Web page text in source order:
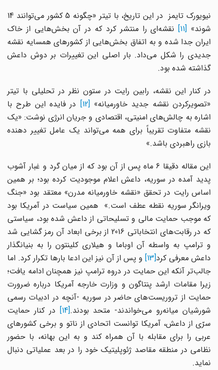
نیویورک تایمز در این تاریخ، با تیتر «چگونه 5 کشور می‌توانند 14
شوند»[11] نقشه‌ای را منتشر کرد که در آن بخش‌هایی از خاک
ایران جدا شده و به اتفاق بخش‌هایی از کشورهای همسایه نقشه
جدیدی را شکل می‌داد. بار اصلی این تغییرات بر دوش داعش
گذاشته شده بود.
در کنار این نقشه، رابین رایت در ستون نظر در تحلیلی با تیتر
«تصویرکردن نقشه جدید خاورمیانه»[12]
در فایده این طرح با
اشاره به چالش‌های امنیتی، اقتصادی و جریان انرژی نوشت: «یک
نقشه متفاوت تقریباً برای همه می‌تواند یک عامل تغییر دهنده
بازی راهبردی باشد.»
این مقاله دقیقا 6 ماه پس از آن بود که از میان گرد و غبار آشوب
پدید آمده در سوریه، داعش اعلام موجودیت کرده بود؛ بر همین
اساس رایت در تحقق «نقشه خاورمیانه مدرن» معتقد بود «جنگ
ویرانگر سوریه نقطه عطف است.» همین سیاست در آمریکا بود
که موجب حمایت مالی و تسلیحاتی از داعش شده بود، سیاستی
که در رقابت‌های انتخاباتی 2016 از برخی ابعاد آن رمز گشایی شد
و ترامپ به واسطه آن اوباما و هیلاری کلینتون را به بنیانگذار
داعش معرفی کرد[13]
و پس از آن نیز این ادعا بارها تکرار کرد. اما
جالب‌تر آنکه این حمایت در دروه ترامپ نیز همچنان ادامه یافت؛
زیرا مقامات ارشد پنتاگون و وزارت خارجه آمریکا درباره ضرورت
حمایت از تروریست‌‌های حاضر در سوریه -آنچه در ادبیات رسمی
شورشیان میانه‌رو می‌خواندند- متحد بودند.[14]
در کنار حمایت
سرّی از داعش، آمریکا توانست اتحادی از ناتو و برخی کشورهای
عربی را برای مقابله با آن همراه کند و به این بهانه، با حضور
نظامی در منطقه مقاصد ژئوپلیتیک خود را در بعد عملیاتی دنبال
نماید.